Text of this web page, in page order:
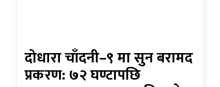
दोधारा चाँदनी–९ मा सुन बरामद
प्रकरण: ७२ घण्टापछि